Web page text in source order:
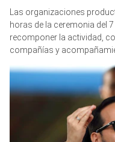
Las organizaciones
horas de la ceremonia del
recomponer la actividad,
compañías y